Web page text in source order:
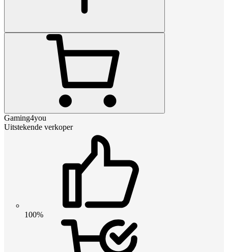
Gaming4you
Uitstekende verkoper
100%